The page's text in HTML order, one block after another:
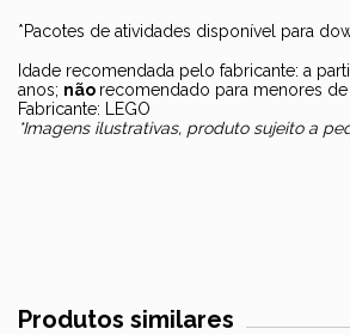
*Pacotes de atividades disponível para
Idade recomendada pelo fabricante: a
anos; não recomendado para menores de
Fabricante: LEGO
*Imagens ilustrativas, produto sujeito a
Produtos similares